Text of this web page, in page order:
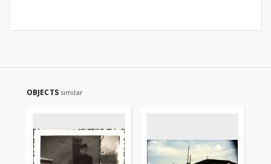
OBJECTS similar